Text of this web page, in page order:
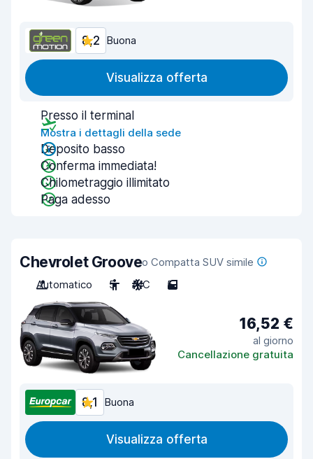
8,2 Buona
Visualizza offerta
Presso il terminal
Mostra i dettagli della sede
Deposito basso
Conferma immediata!
Chilometraggio illimitato
Paga adesso
Chevrolet Grooveo Compatta SUV simile
Automatico
5 A/C 5
16,52 €
al giorno
Cancellazione gratuita
8,1 Buona
Visualizza offerta